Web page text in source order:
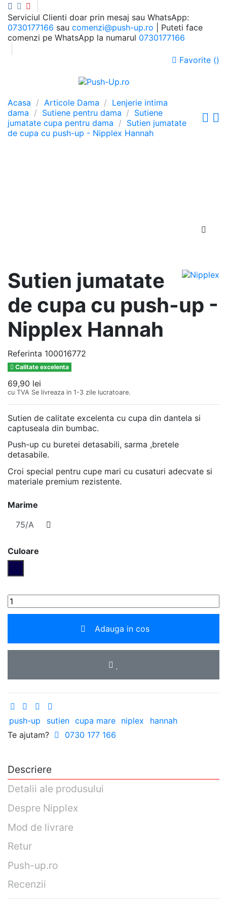
Serviciul Clienti doar prin mesaj sau WhatsApp:
0730177166 sau comenzi@push-up.ro | Puteti face
comenzi pe WhatsApp la numarul 0730177166
Favorite ()
Acasa
Articole Dama
Lenjerie intima
dama
Sutiene pentru dama
Sutiene
jumatate cupa pentru dama
Sutien jumatate
de cupa cu push-up - Nipplex Hannah
Sutien jumatate
de cupa cu push-up -
Nipplex Hannah
Referinta 100016772
Calitate excelenta
69,90 lei
cu TVA Se livreaza in 1-3 zile lucratoare.
Sutien de calitate excelenta cu cupa din dantela si
captuseala din bumbac.
Push-up cu buretei detasabili, sarma ,bretele
detasabile.
Croi special pentru cupe mari cu cusaturi adecvate si
materiale premium rezistente.
Marime
Culoare
Adauga in cos
push-up sutien cupa mare niplex
hannah
Te ajutam?
0730 177 166
Descriere
Detalii ale produsului
Despre Nipplex
Mod de livrare
Retur
Push-up.ro
Recenzii